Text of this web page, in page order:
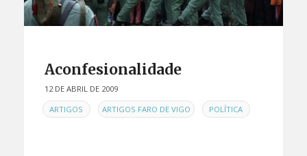
Aconfesionalidade
12 DE ABRIL DE 2009
EN ARTIGOS , ARTIGOS FARO DE VIGO , POLÍTICA